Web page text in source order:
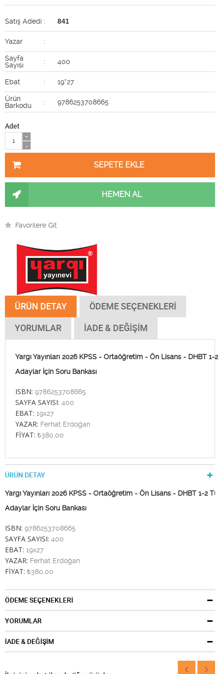
Satış Adedi : 841
Yazar :
Sayfa
Sayısı
: 400
Ebat : 19*27
Ürün
Barkodu
: 9786253708665
Adet
+
-
HEMEN AL
Favorilere Git
ÜRÜN DETAY ÖDEME SEÇENEKLERİ
YORUMLAR İADE & DEĞİŞİM
Yargı Yayınları 2026 KPSS - Ortaöğretim - Ön Lisans - DHBT 1-
Adaylar İçin Soru Bankası
ISBN: 9786253708665
SAYFA SAYISI: 400
EBAT: 19x27
YAZAR: Ferhat Erdoğan
FİYAT: ₺380,00
ÜRÜN DETAY
Yargı Yayınları 2026 KPSS - Ortaöğretim - Ön Lisans - DHBT 1-2
Adaylar İçin Soru Bankası
ISBN: 9786253708665
SAYFA SAYISI: 400
EBAT: 19x27
YAZAR: Ferhat Erdoğan
FİYAT: ₺380,00
ÖDEME SEÇENEKLERİ
YORUMLAR
İADE & DEĞİŞİM